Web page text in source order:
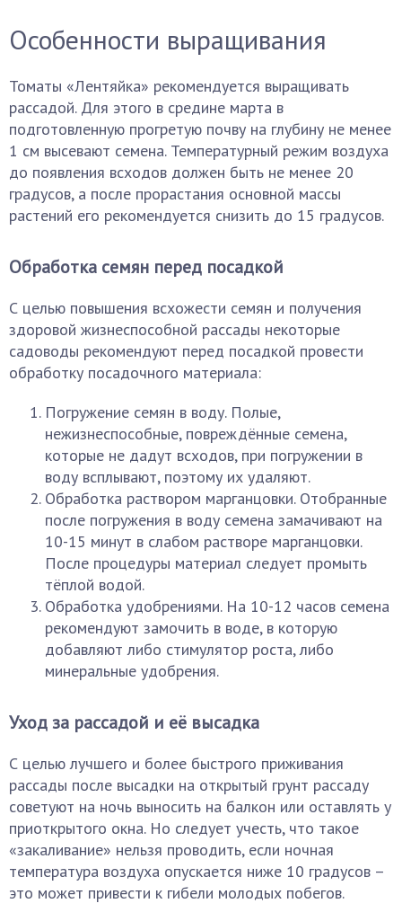
Особенности выращивания
Томаты «Лентяйка» рекомендуется выращивать
рассадой. Для этого в средине марта в
подготовленную прогретую почву на глубину не менее
1 см высевают семена. Температурный режим воздуха
до появления всходов должен быть не менее 20
градусов, а после прорастания основной массы
растений его рекомендуется снизить до 15 градусов.
Обработка семян перед посадкой
С целью повышения всхожести семян и получения
здоровой жизнеспособной рассады некоторые
садоводы рекомендуют перед посадкой провести
обработку посадочного материала:
Погружение семян в воду. Полые,
нежизнеспособные, повреждённые семена,
которые не дадут всходов, при погружении в
воду всплывают, поэтому их удаляют.
Обработка раствором марганцовки. Отобранные
после погружения в воду семена замачивают на
10-15 минут в слабом растворе марганцовки.
После процедуры материал следует промыть
тёплой водой.
Обработка удобрениями. На 10-12 часов семена
рекомендуют замочить в воде, в которую
добавляют либо стимулятор роста, либо
минеральные удобрения.
Уход за рассадой и её высадка
С целью лучшего и более быстрого приживания
рассады после высадки на открытый грунт рассаду
советуют на ночь выносить на балкон или оставлять у
приоткрытого окна. Но следует учесть, что такое
«закаливание» нельзя проводить, если ночная
температура воздуха опускается ниже 10 градусов –
это может привести к гибели молодых побегов.